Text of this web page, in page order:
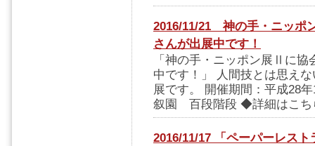
2016/11/21 神の手・ニッポ
さんが出展中です！
「神の手・ニッポン展Ⅱに
中です！」 人間技とは思え
展です。 開催期間：平成28
叙園 百段階段 ◆詳細はこ
2016/11/17 「ペーパーレス